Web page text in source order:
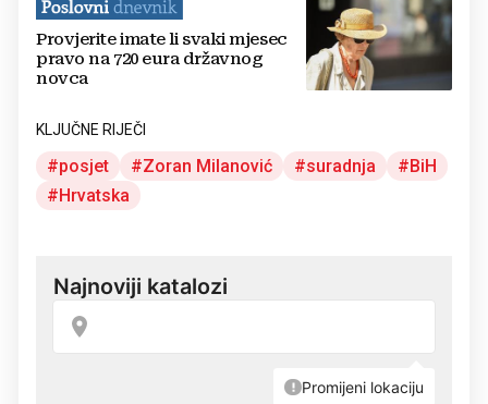
Provjerite imate li svaki mjesec
pravo na 720 eura državnog
novca
KLJUČNE RIJEČI
posjet Zoran Milanović suradnja
BiH
Hrvatska